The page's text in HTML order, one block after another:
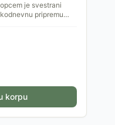
je svestrani
pripremu
korpu